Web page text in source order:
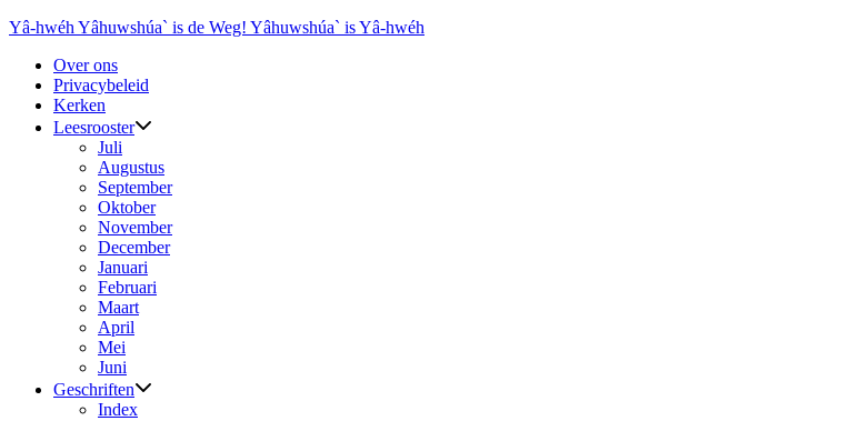
Ga
inhoud
Yâ-hwéh Yâhuwshúa` is de Weg! Yâhuwshúa` is Yâ-hwéh
Over ons
Privacybeleid
Kerken
Leesrooster
Juli
Augustus
September
Oktober
November
December
Januari
Februari
Maart
April
Mei
Juni
Geschriften
Index